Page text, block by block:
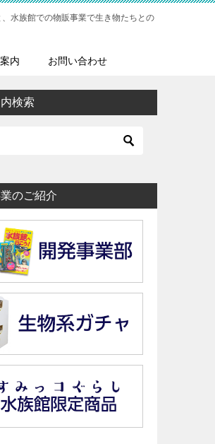
水族館での物販事業で生き物たちとの
内 お問い合わせ
検索
のご紹介